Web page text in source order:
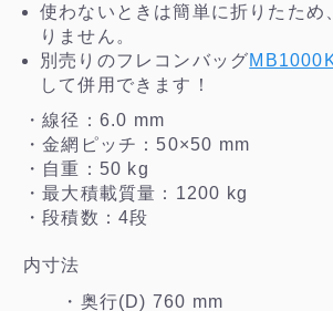
使わないときは簡単に折りたため
りません。
別売りのフレコンバッグ
して併用できます！
・線径：6.0 mm
・金網ピッチ：50×50 mm
・自重：50 kg
・最大積載質量：1200 kg
・段積数：4段
内寸法
・奥行(D) 760 mm